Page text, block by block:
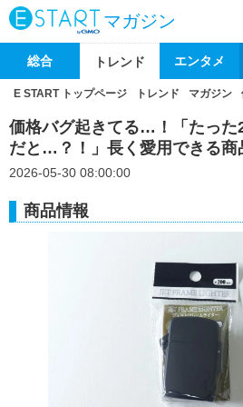
マガジン
総合 トレンド エンタメ
E START トップページ トレンド マガジン
価格バグ起きてる…！「たった
だと…？！」長く愛用できる商
2026-05-30 08:00:00
商品情報